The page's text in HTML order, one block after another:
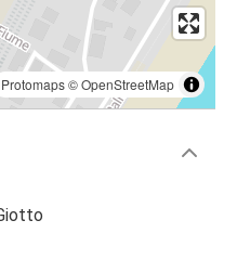
Protomaps©OpenStreetMap